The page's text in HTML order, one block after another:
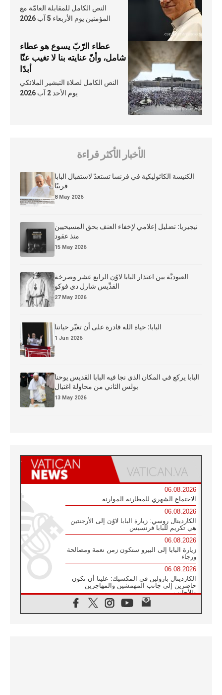
النص الكامل للمقابلة العامّة مع
المؤمنين يوم الأربعاء 5 آب 2026
عطاء الرّبّ يسوع هو عطاء
شامل، وأنّ عنايته بنا لا تغيب عنّا
أبدًا
النص الكامل لصلاة التبشير الملائكي
يوم الأحد 2 آب 2026
الأخبار الأكثر قراءة
الكنيسة الكاثوليكية في فرنسا تستعدّ لاستقبال البابا
قريبًا
8 May 2026
نيجيريا: تضليل إعلامي لإخفاء العنف بحق المسيحيين
منذ عقود
15 May 2026
العبوديَّة بين اعتذار البابا لاوُن الرابع عشر وصرخة
القدِّيس شارل دي فوكو
27 May 2026
البابا: حياة الله قادرة على أن تغيّر حياتنا
1 Jun 2026
البابا يركع في المكان الذي نجا فيه البابا القديس يوحنا
بولس الثاني من محاولة اغتيال
13 May 2026
06.08.2026
الاجتماع الشهري للمطارنة الموارنة
06.08.2026
الكاردينال روسي: زيارة البابا لاوُن إلى الأرجنتين
هي تكريم للبابا فرنسيس
06.08.2026
زيارة البابا إلى البيرو ستكون زمن نعمة ومصالحة
ورجاء
06.08.2026
الكاردينال بارولين في المكسيك: علينا أن نكون
حاضرين إلى جانب المهمشين والمهاجرين
والأجانب
البابا لاوُن الرابع عشر للشباب في أسيزي: